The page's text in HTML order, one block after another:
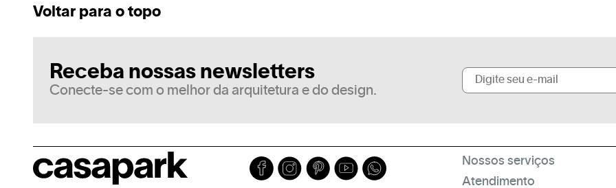
Voltar para o topo
Receba nossas newsletters
Conecte-se com o melhor da arquitetura e do design.
Nossos serviços
Atendimento